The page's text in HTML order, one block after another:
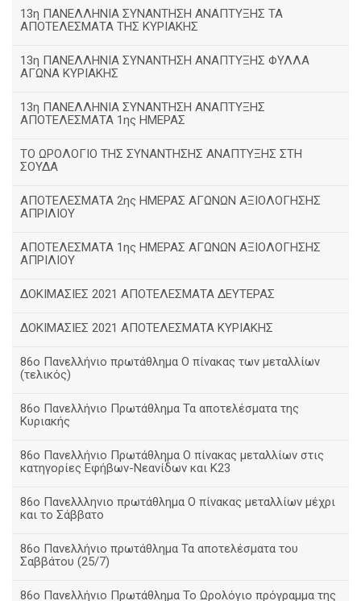
13η ΠΑΝΕΛΛΗΝΙΑ ΣΥΝΑΝΤΗΣΗ ΑΝΑΠΤΥΞΗΣ ΤΑ
ΑΠΟΤΕΛΕΣΜΑΤΑ ΤΗΣ ΚΥΡΙΑΚΗΣ
13η ΠΑΝΕΛΛΗΝΙΑ ΣΥΝΑΝΤΗΣΗ ΑΝΑΠΤΥΞΗΣ ΦΥΛΛΑ
ΑΓΩΝΑ ΚΥΡΙΑΚΗΣ
13η ΠΑΝΕΛΛΗΝΙΑ ΣΥΝΑΝΤΗΣΗ ΑΝΑΠΤΥΞΗΣ
ΑΠΟΤΕΛΕΣΜΑΤΑ 1ης ΗΜΕΡΑΣ
ΤΟ ΩΡΟΛΟΓΙΟ ΤΗΣ ΣΥΝΑΝΤΗΣΗΣ ΑΝΑΠΤΥΞΗΣ ΣΤΗ
ΣΟΥΔΑ
ΑΠΟΤΕΛΕΣΜΑΤΑ 2ης ΗΜΕΡΑΣ ΑΓΩΝΩΝ ΑΞΙΟΛΟΓΗΣΗΣ
ΑΠΡΙΛΙΟΥ
ΑΠΟΤΕΛΕΣΜΑΤΑ 1ης ΗΜΕΡΑΣ ΑΓΩΝΩΝ ΑΞΙΟΛΟΓΗΣΗΣ
ΑΠΡΙΛΙΟΥ
ΔΟΚΙΜΑΣΙΕΣ 2021 ΑΠΟΤΕΛΕΣΜΑΤΑ ΔΕΥΤΕΡΑΣ
ΔΟΚΙΜΑΣΙΕΣ 2021 ΑΠΟΤΕΛΕΣΜΑΤΑ ΚΥΡΙΑΚΗΣ
86ο Πανελλήνιο πρωτάθλημα Ο πίνακας των μεταλλίων
(τελικός)
86ο Πανελλήνιο Πρωτάθλημα Τα αποτελέσματα της
Κυριακής
86ο Πανελλήνιο Πρωτάθλημα Ο πίνακας μεταλλίων στις
κατηγορίες Εφήβων-Νεανίδων και Κ23
86ο Πανελλληνιο πρωτάθλημα Ο πίνακας μεταλλίων μέχρι
και το Σάββατο
86ο Πανελλήνιο πρωτάθλημα Τα αποτελέσματα του
Σαββάτου (25/7)
86o Πανελλήνιο Πρωτάθλημα Το Ωρολόγιο πρόγραμμα της